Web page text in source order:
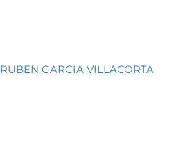
RUBEN GARCIA VILLACORTA